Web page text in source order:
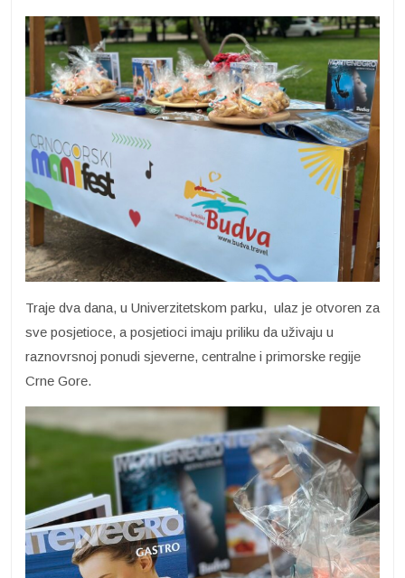
Traje dva dana, u Univerzitetskom parku, ulaz je otvoren za
sve posjetioce, a posjetioci imaju priliku da uživaju u
raznovrsnoj ponudi sjeverne, centralne i primorske regije
Crne Gore.